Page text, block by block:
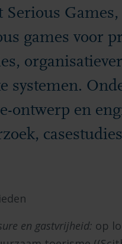
Serious
games voor
systemen.
ontwerp en
en gastvrijheid: op